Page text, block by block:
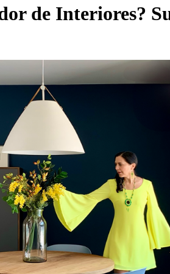
de Interiores?